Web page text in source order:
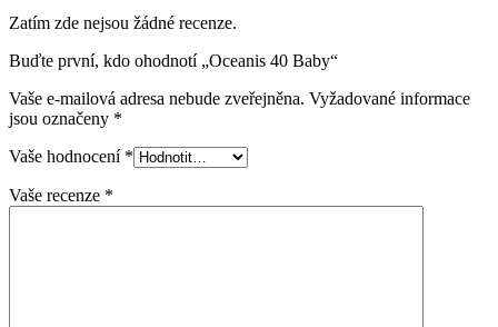
Zatím zde nejsou žádné recenze.
Buďte první, kdo ohodnotí „Oceanis 40 Baby“
Vaše e-mailová adresa nebude zveřejněna. Vyžadované informace
jsou označeny *
Vaše hodnocení *
Vaše recenze *